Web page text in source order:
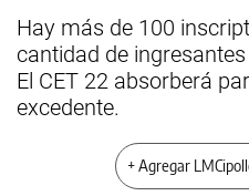
Hay más de 100
cantidad de
El CET 22 absorberá
excedente.
+ Agregar